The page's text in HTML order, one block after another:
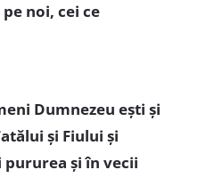
noi, cei ce
Dumnezeu eşti şi
şi Fiului şi
şi în vecii